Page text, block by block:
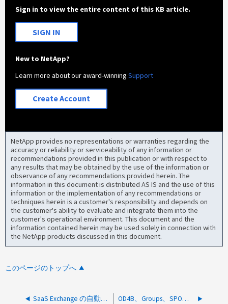
Sign in to view the entire content of this KB article.
SIGN IN
New to NetApp?
Learn more about our award-winningSupport
Create Account
NetApp provides no representations or warranties regarding the
accuracy or reliability or serviceability of any information or
recommendations provided in this publication or with respect to
any results that may be obtained by the use of the information or
observance of any recommendations provided herein. The
information in this document is distributed AS IS and the use of this
information or the implementation of any recommendations or
techniques herein is a customer's responsibility and depends on
the customer's ability to evaluate and integrate them into the
customer's operational environment. This document and the
information contained herein may be used solely in connection with
the NetApp products discussed in this document.
このページのトップへ
SaaS Exchange の自動サービス同期が機能しません OD4B、Groups、SPOのバックアップが失敗しました